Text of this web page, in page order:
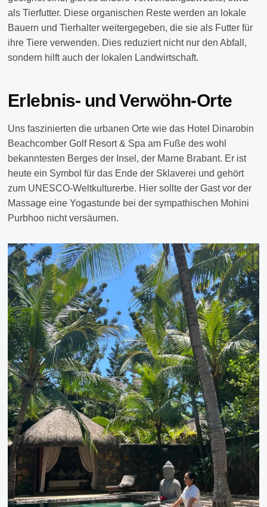
als Tierfutter. Diese organischen Reste werden an lokale
Bauern und Tierhalter weitergegeben, die sie als Futter für
ihre Tiere verwenden. Dies reduziert nicht nur den Abfall,
sondern hilft auch der lokalen Landwirtschaft.
Erlebnis- und Verwöhn-Orte
Uns faszinierten die urbanen Orte wie das Hotel Dinarobin
Beachcomber Golf Resort & Spa am Fuße des wohl
bekanntesten Berges der Insel, der Marne Brabant. Er ist
heute ein Symbol für das Ende der Sklaverei und gehört
zum UNESCO-Weltkulturerbe. Hier sollte der Gast vor der
Massage eine Yogastunde bei der sympathischen Mohini
Purbhoo nicht versäumen.